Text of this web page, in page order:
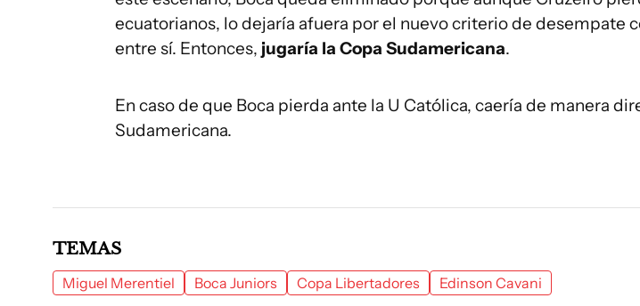
ecuatorianos, lo dejaría afuera por el nuevo criterio de desempate
entre sí. Entonces, jugaría la Copa Sudamericana.
En caso de que Boca pierda ante la U Católica, caería de manera
Sudamericana.
TEMAS
Miguel Merentiel Boca Juniors Copa Libertadores Edinson Cavani